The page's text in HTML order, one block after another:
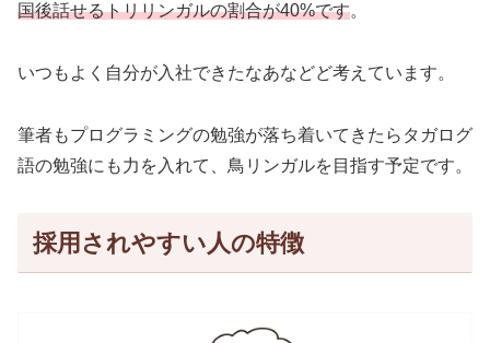
国後話せるトリリンガルの割合が40%です。
いつもよく自分が入社できたなあなどど考えています。
筆者もプログラミングの勉強が落ち着いてきたらタガログ
語の勉強にも力を入れて、鳥リンガルを目指す予定です。
採用されやすい人の特徴